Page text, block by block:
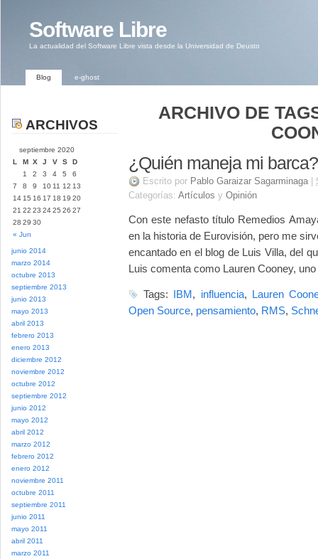
Software Libre
La actualidad del Software Libre vista desde la Universidad de Deusto
Blog e-ghost
ARCHIVOS
septiembre 2020
L
M X J V S D
« Jun
1 2 3 4 5
6
7
8 9 10 11 12 13
14 15 16 17 18 19 20
21 22 23 2425 26 27
28 29 30
junio 2014
marzo 2014
octubre 2013
septiembre 2013
junio 2013
mayo 2013
abril 2013
febrero 2013
enero 2013
diciembre 2012
noviembre 2012
octubre 2012
septiembre 2012
junio 2012
mayo 2012
abril 2012
marzo 2012
febrero 2012
enero 2012
noviembre 2011
octubre 2011
septiembre 2011
junio 2011
mayo 2011
abril 2011
marzo 2011
ARCHIVO DE
¿Quién maneja mi barca?
Escrito por Pablo Garaizar Sagarminaga
Categorías: Artículos y Opinión
Con este nefasto título Remedios
en la historia de Eurovisión, pero me
encantado en el blog de Luis Villa, del
Luis comenta como Lauren Cooney,
Tags: IBM, influencia, Lauren
Open Source, pensamiento, RMS,